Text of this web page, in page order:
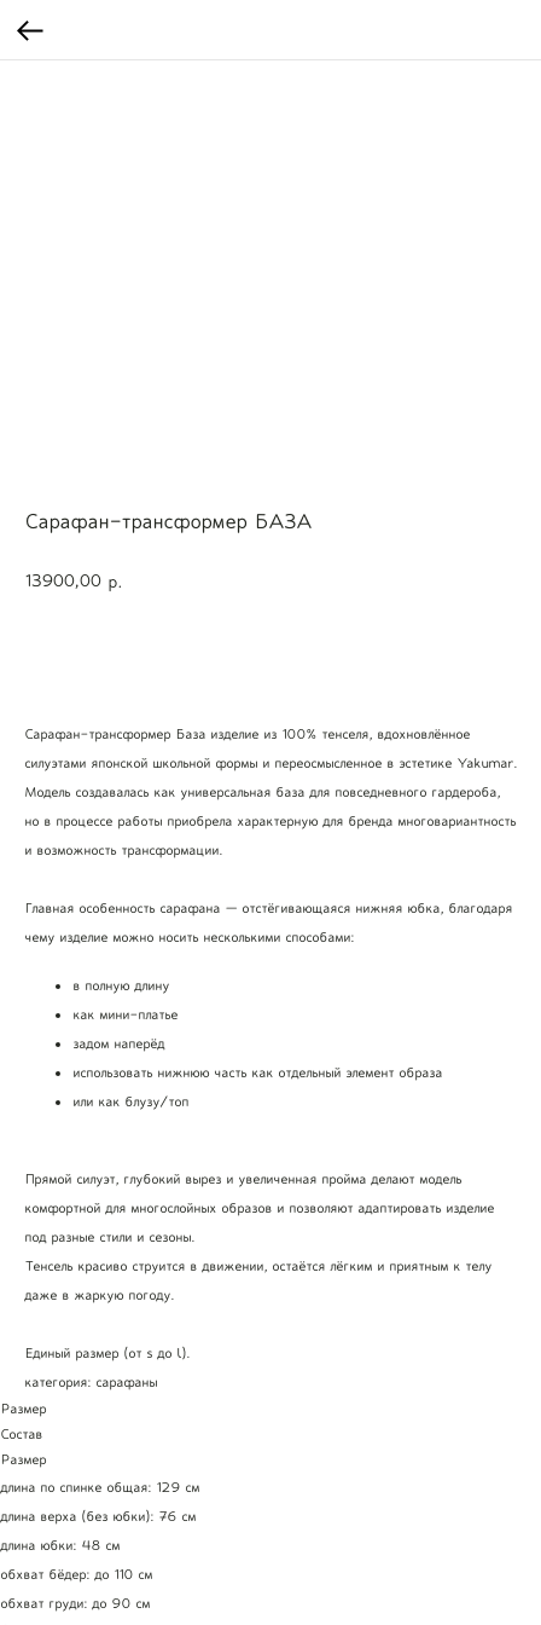
Сарафан-трансформер БАЗА
13900,00 р.
Сарафан-трансформер База изделие из 100% тенселя, вдохновлённое
силуэтами японской школьной формы и переосмысленное в эстетике Yakumar.
Модель создавалась как универсальная база для повседневного гардероба,
но в процессе работы приобрела характерную для бренда многовариантность
и возможность трансформации.
Главная особенность сарафана — отстёгивающаяся нижняя юбка, благодаря
чему изделие можно носить несколькими способами:
в полную длину
как мини-платье
задом наперёд
использовать нижнюю часть как отдельный элемент образа
или как блузу/топ
Прямой силуэт, глубокий вырез и увеличенная пройма делают модель
комфортной для многослойных образов и позволяют адаптировать изделие
под разные стили и сезоны.
Тенсель красиво струится в движении, остаётся лёгким и приятным к телу
даже в жаркую погоду.
Единый размер (от s до l).
категория: сарафаны
Размер
Состав
Размер
длина по спинке общая: 129 см
длина верха (без юбки): 76 см
длина юбки: 48 см
обхват бёдер: до 110 см
обхват груди: до 90 см